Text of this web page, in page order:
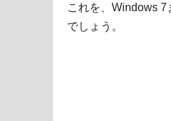
これを、Windows
でしょう。